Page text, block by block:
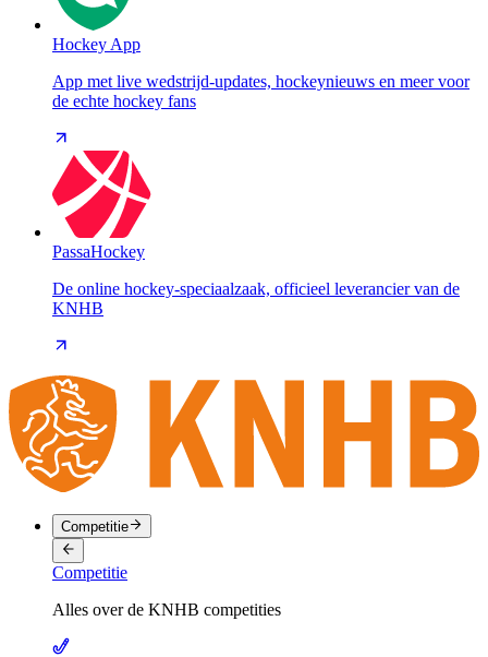
Hockey App
App met live wedstrijd-updates, hockeynieuws en meer voor
de echte hockey fans
PassaHockey
De online hockey-speciaalzaak, officieel leverancier van de
KNHB
Competitie
Competitie
Alles over de KNHB competities